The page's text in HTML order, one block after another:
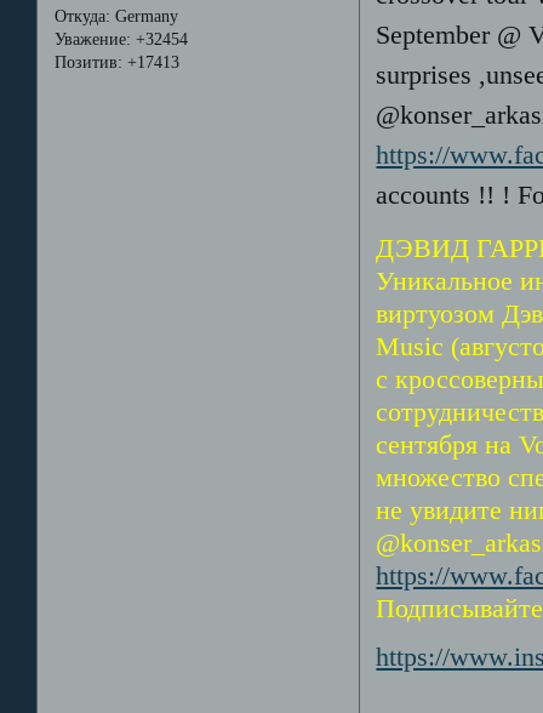
Откуда: Germany
Уважение: +32454
Позитив: +17413
September @
surprises
https://
accounts !! !
ДЭВИД
Уникальное
виртуозом
Music
с
сентября на
множество
не увидите
https://
https://